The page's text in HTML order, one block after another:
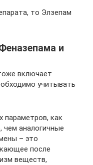
то Элзепам
и
включает
учитывать
параметров, как
аналогичные
– это
после
веществ,